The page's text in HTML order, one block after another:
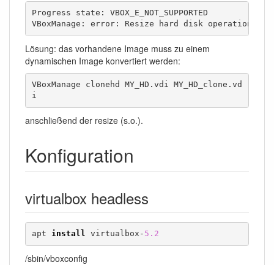
Progress state: VBOX_E_NOT_SUPPORTED
VBoxManage: error: Resize hard disk operation
Lösung: das vorhandene Image muss zu einem
dynamischen Image konvertiert werden:
VBoxManage clonehd MY_HD.vdi MY_HD_clone.vd
i
anschließend der resize (s.o.).
Konfiguration
virtualbox headless
apt install virtualbox- 5.2
/sbin/vboxconfig